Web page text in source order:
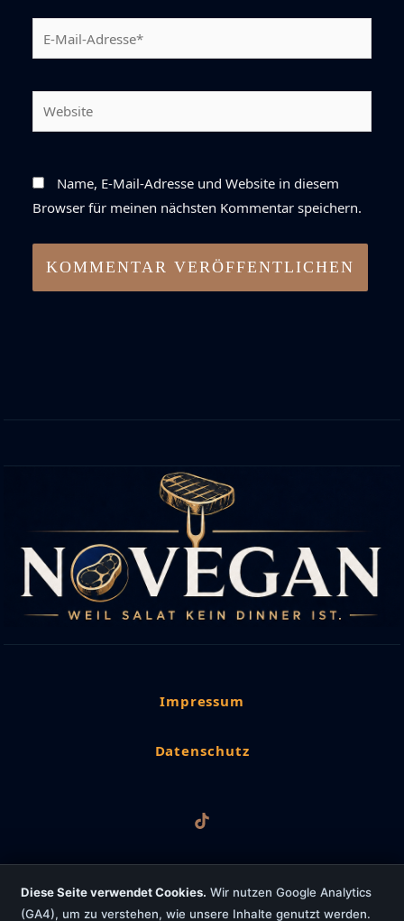
Mail-
Website
Name, E-Mail-Adresse und Website in diesem
Browser für meinen nächsten Kommentar speichern.
Impressum
Datenschutz
Copyright © 2026 NoVegan
Diese Seite verwendet Cookies. Wir nutzen Google Analytics
(GA4), um zu verstehen, wie unsere Inhalte genutzt werden.